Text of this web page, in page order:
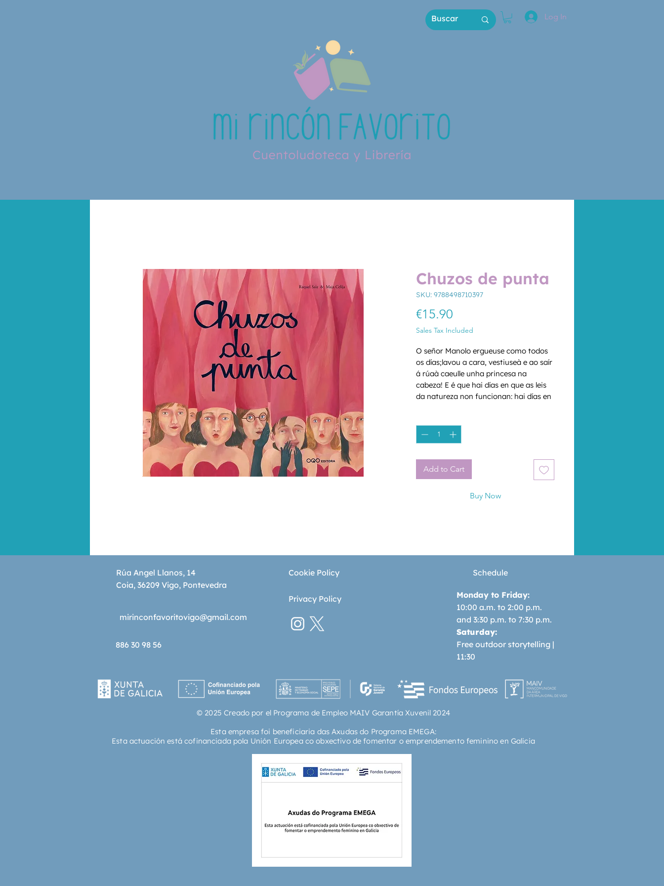
Log In
Chuzos de punta
SKU: 9788498710397
€15.90
Sales Tax Included
O señor Manolo ergueuse como todos
os días;lavou a cara, vestiuseà e ao saír
á rúaà caeulle unha princesa na
cabeza! E é que hai días en que as leis
da natureza non funcionan: hai días en
grande sentido do humor, o tópico da
princesa dos contos tradicionais que
para toda a vida.
Add to Cart
Buy Now
Rúa Angel Llanos, 14
Coia, 36209 Vigo, Pontevedra
mirinconfavoritovigo@gmail.com
886 30 98 56
Cookie Policy
Privacy Policy
Schedule
Monday to Friday:
10:00 a.m. to 2:00 p.m.
and 3:30 p.m. to 7:30 p.m.
Saturday:
Free outdoor storytelling |
11:30
© 2025 Creado por el Programa de Empleo MAIV Garantía Xuvenil 2024
Esta empresa foi beneficiaria das Axudas do Programa EMEGA:
Esta actuación está cofinanciada pola Unión Europea co obxectivo de fomentar o emprendemento feminino en Galicia